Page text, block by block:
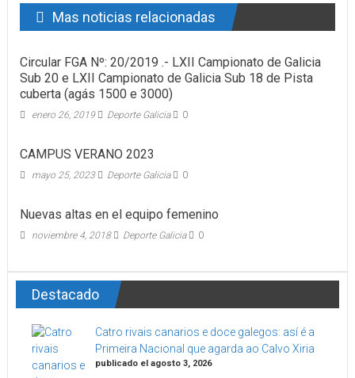
Mas noticias relacionadas
Circular FGA Nº: 20/2019 .- LXII Campionato de Galicia
Sub 20 e LXII Campionato de Galicia Sub 18 de Pista
cuberta (agás 1500 e 3000)
enero 26, 2019 Deporte Galicia 0
CAMPUS VERANO 2023
mayo 25, 2023 Deporte Galicia 0
Nuevas altas en el equipo femenino
noviembre 4, 2018 Deporte Galicia 0
Destacado
Catro rivais canarios e doce galegos: así é a
Primeira Nacional que agarda ao Calvo Xiria
publicado el agosto 3, 2026